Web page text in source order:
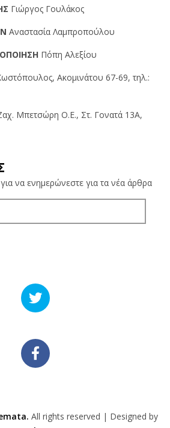
Γιώργος Γουλάκος
Αναστασία Λαμπροπούλου
Πόπη Αλεξίου
Aκομινάτου 67-69, τηλ.:
Μπετσώρη O.Ε., Στ. Γονατά 13A,
να ενημερώνεστε για τα νέα άρθρα
All rights reserved | Designed by